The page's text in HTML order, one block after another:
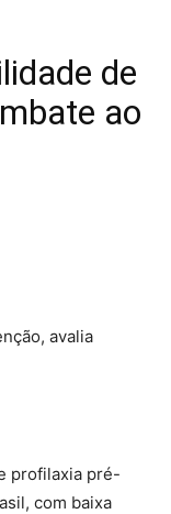
de
ao
avalia
profilaxia pré-
com baixa